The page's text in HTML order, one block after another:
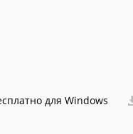
для Windows